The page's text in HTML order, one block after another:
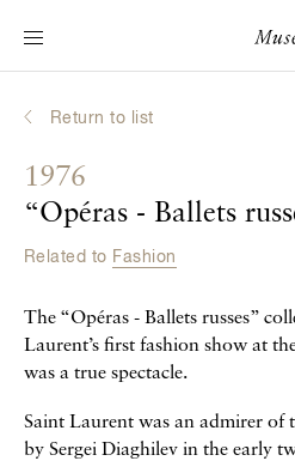
Main navigation
Visit the museum
Interactive Biographies
Chronicles
Online Collection
Museum
Return to list
1976
“Opéras - Ballets
Related to Fashion
The “Opéras - Ballets russes”
Laurent’s first fashion show at
was a true spectacle.
Saint Laurent was an admirer of
by Sergei Diaghilev in the early